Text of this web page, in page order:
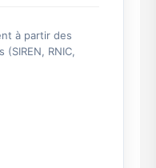
à partir des
RNIC,